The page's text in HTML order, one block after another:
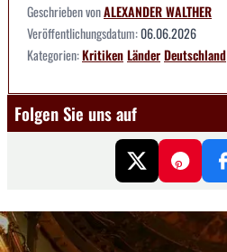
Geschrieben vonALEXANDER WALTHER
Veröffentlichungsdatum:06.06.2026
Kategorien:KritikenLänderDeutschland
Folgen Sie uns auf